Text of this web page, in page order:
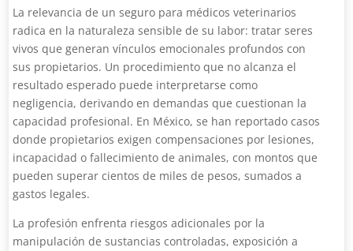
La relevancia de un seguro para médicos veterinarios
radica en la naturaleza sensible de su labor: tratar seres
vivos que generan vínculos emocionales profundos con
sus propietarios. Un procedimiento que no alcanza el
resultado esperado puede interpretarse como
negligencia, derivando en demandas que cuestionan la
capacidad profesional. En México, se han reportado casos
donde propietarios exigen compensaciones por lesiones,
incapacidad o fallecimiento de animales, con montos que
pueden superar cientos de miles de pesos, sumados a
gastos legales.
La profesión enfrenta riesgos adicionales por la
manipulación de sustancias controladas, exposición a